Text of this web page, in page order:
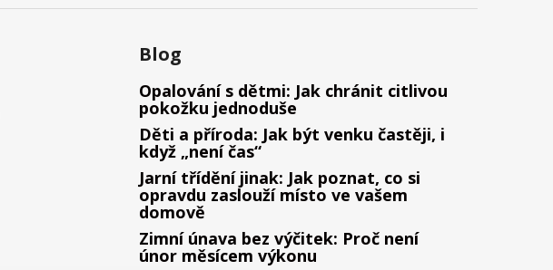
u
Blog
Opalování s dětmi: Jak chránit citlivou
pokožku jednoduše
Děti a příroda: Jak být venku častěji, i
když „není čas“
Jarní třídění jinak: Jak poznat, co si
opravdu zaslouží místo ve vašem
domově
Zimní únava bez výčitek: Proč není
únor měsícem výkonu